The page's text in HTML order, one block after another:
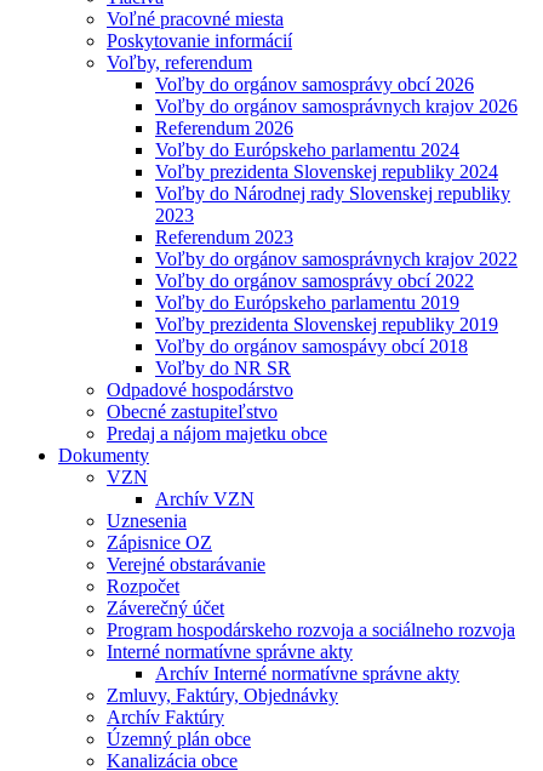
Voľné pracovné miesta
Poskytovanie informácií
Voľby, referendum
Voľby do orgánov samosprávy obcí 2026
Voľby do orgánov samosprávnych krajov 2026
Referendum 2026
Voľby do Európskeho parlamentu 2024
Voľby prezidenta Slovenskej republiky 2024
Voľby do Národnej rady Slovenskej republiky
2023
Referendum 2023
Voľby do orgánov samosprávnych krajov 2022
Voľby do orgánov samosprávy obcí 2022
Voľby do Európskeho parlamentu 2019
Voľby prezidenta Slovenskej republiky 2019
Voľby do orgánov samospávy obcí 2018
Voľby do NR SR
Odpadové hospodárstvo
Obecné zastupiteľstvo
Predaj a nájom majetku obce
Dokumenty
VZN
Archív VZN
Uznesenia
Zápisnice OZ
Verejné obstarávanie
Rozpočet
Záverečný účet
Program hospodárskeho rozvoja a sociálneho rozvoja
Interné normatívne správne akty
Archív Interné normatívne správne akty
Zmluvy, Faktúry, Objednávky
Archív Faktúry
Územný plán obce
Kanalizácia obce